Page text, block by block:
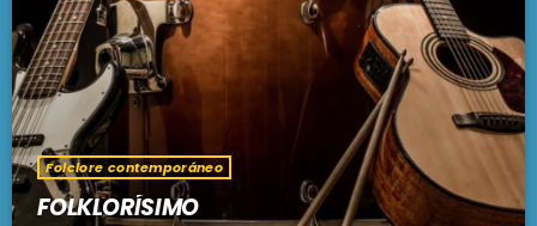
Folclore contemporáneo
FOLKLORÍSIMO